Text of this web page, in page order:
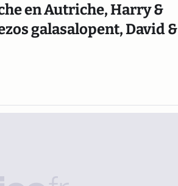
en Autriche, Harry &
galasalopent, David &